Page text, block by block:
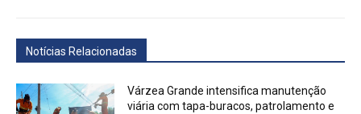
Notícias Relacionadas
Várzea Grande intensifica manutenção
viária com tapa-buracos, patrolamento e